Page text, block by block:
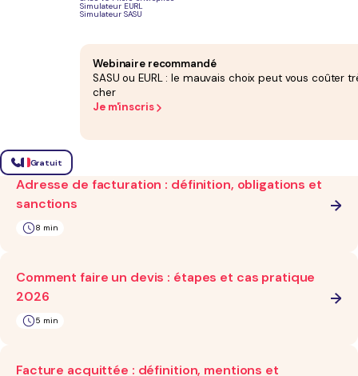
Simulateur EURL
Simulateur SASU
Webinaire recommandé
SASU ou EURL : le mauvais choix peut vous coûter
cher
Je m'inscris
Gratuit
Suivi de facturation : étapes, outils et modèle
Adresse de facturation : définition, obligations et
sanctions
8 min
Comment faire un devis : étapes et cas pratique
2026
5 min
Facture acquittée : définition, mentions et